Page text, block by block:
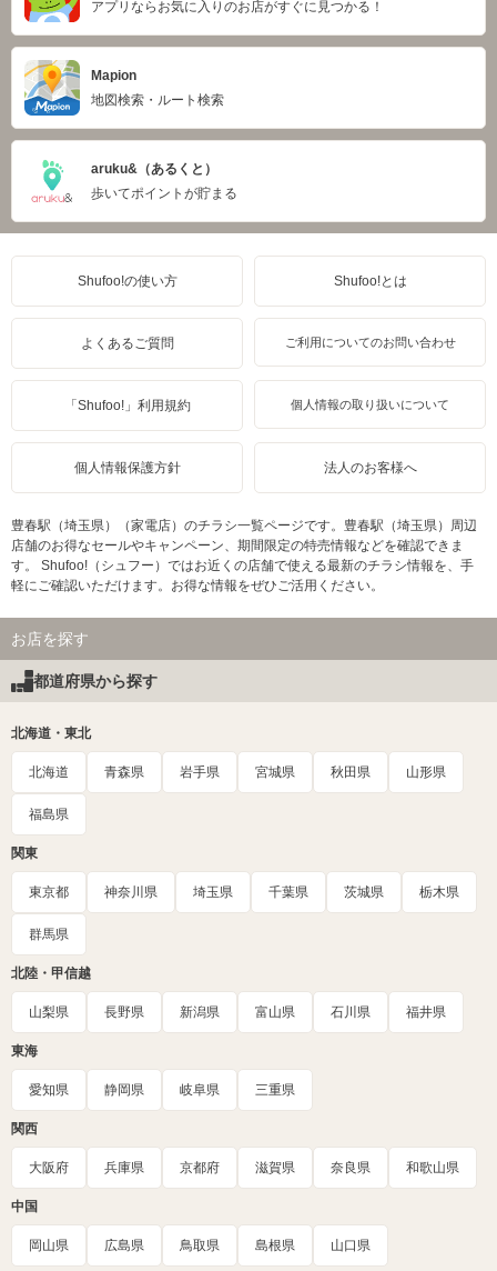
アプリならお気に入りのお店がすぐに見つかる！
Mapion
地図検索・ルート検索
aruku&（あるくと）
歩いてポイントが貯まる
Shufoo!の使い方 Shufoo!とは
よくあるご質問 ご利用についてのお問い合わせ
「Shufoo!」利用規約 個人情報の取り扱いについて
個人情報保護方針 法人のお客様へ
豊春駅（埼玉県）（家電店）のチラシ一覧ページです。豊春駅（埼玉県）周辺
店舗のお得なセールやキャンペーン、期間限定の特売情報などを確認できま
す。 Shufoo!（シュフー）ではお近くの店舗で使える最新のチラシ情報を、手
軽にご確認いただけます。お得な情報をぜひご活用ください。
お店を探す
都道府県から探す
北海道・東北
北海道 青森県 岩手県 宮城県 秋田県 山形県
福島県
関東
東京都 神奈川県 埼玉県 千葉県 茨城県 栃木県
群馬県
北陸・甲信越
山梨県 長野県 新潟県 富山県 石川県 福井県
東海
愛知県 静岡県 岐阜県 三重県
関西
大阪府 兵庫県 京都府 滋賀県 奈良県 和歌山県
中国
岡山県 広島県 鳥取県 島根県 山口県